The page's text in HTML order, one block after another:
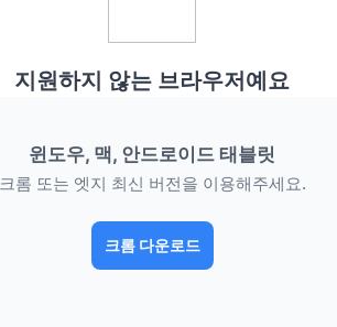
지원하지 않는 브라우저예요
윈도우, 맥, 안드로이드 태블릿
크롬 또는 엣지 최신 버전을 이용해주세요.
크롬 다운로드